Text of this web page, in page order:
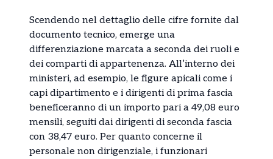
Scendendo nel dettaglio delle cifre fornite dal
documento tecnico, emerge una
differenziazione marcata a seconda dei ruoli e
dei comparti di appartenenza. All’interno dei
ministeri, ad esempio, le figure apicali come i
capi dipartimento e i dirigenti di prima fascia
beneficeranno di un importo pari a 49,08 euro
mensili, seguiti dai dirigenti di seconda fascia
con 38,47 euro. Per quanto concerne il
personale non dirigenziale, i funzionari